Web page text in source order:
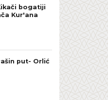
bogatiji
Kur'ana
put- Orlić